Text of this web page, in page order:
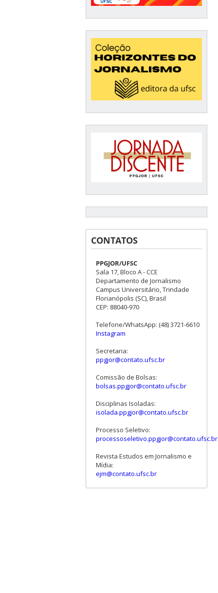
CONTATOS
PPGJOR/UFSC
Sala 17, Bloco A - CCE
Departamento de Jornalismo
Campus Universitário, Trindade
Florianópolis (SC), Brasil
CEP: 88040-970
Telefone/WhatsApp: (48) 3721-6610
Instagram
Secretaria:
ppgjor@contato.ufsc.br
Comissão de Bolsas:
bolsas.ppgjor@contato.ufsc.br
Disciplinas Isoladas:
isolada.ppgjor@contato.ufsc.br
Processo Seletivo:
processoseletivo.ppgjor@contato.ufsc.br
Revista Estudos em Jornalismo e
Mídia:
ejm@contato.ufsc.br